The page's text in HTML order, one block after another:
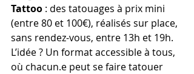
Tattoo : des tatouages à prix mini
(entre 80 et 100€), réalisés sur place,
sans rendez-vous, entre 13h et 19h.
L’idée ? Un format accessible à tous,
où chacun.e peut se faire tatouer